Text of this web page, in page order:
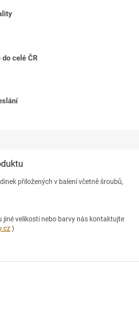
celé ČR
přiložených v balení včetně šroubů,
jiné velikosti nebo barvy nás kontaktujte
)